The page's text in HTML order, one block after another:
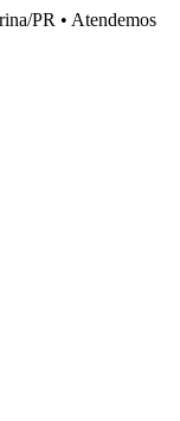
PR • Atendemos